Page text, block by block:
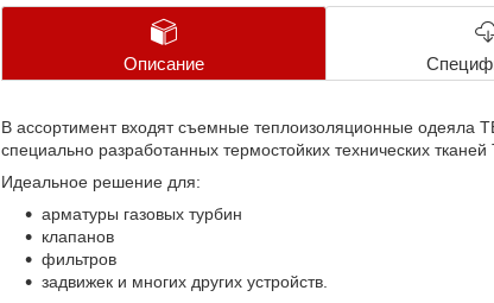
Описание
В ассортимент входят съемные теплоизоляционные одеяла
специально разработанных термостойких технических
Идеальное решение для:
арматуры газовых турбин
клапанов
фильтров
задвижек и многих других устройств.